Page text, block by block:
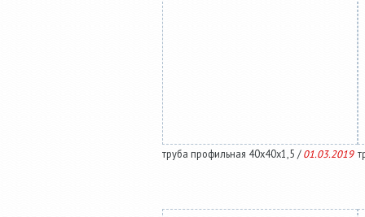
труба профильная 40х40х1,5 /01.03.2019